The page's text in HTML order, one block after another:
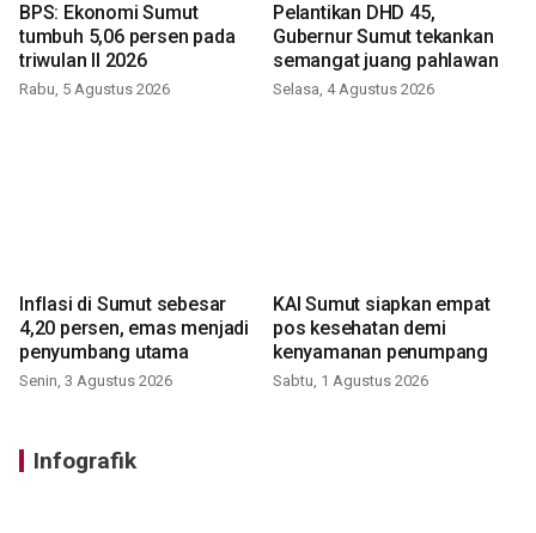
BPS: Ekonomi Sumut
tumbuh 5,06 persen pada
triwulan II 2026
Rabu, 5 Agustus 2026
Pelantikan DHD 45,
Gubernur Sumut tekankan
semangat juang pahlawan
Selasa, 4 Agustus 2026
Inflasi di Sumut sebesar
4,20 persen, emas menjadi
penyumbang utama
Senin, 3 Agustus 2026
KAI Sumut siapkan empat
pos kesehatan demi
kenyamanan penumpang
Sabtu, 1 Agustus 2026
Infografik